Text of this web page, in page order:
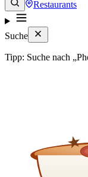
Restaurants
Suche
Tipp: Suche nach